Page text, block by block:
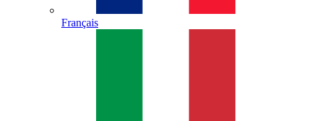
Français